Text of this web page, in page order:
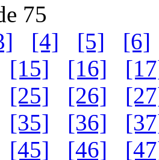
75
[4] [5]
[6]
[15] [16]
[25] [26]
[35] [36]
[45] [46]